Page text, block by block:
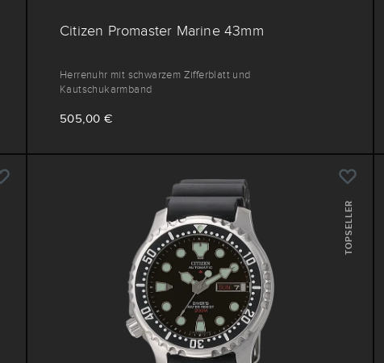
Citizen Promaster Marine 43mm
Herrenuhr mit schwarzem Zifferblatt und
Kautschukarmband
505,00 €
TOPSELLER